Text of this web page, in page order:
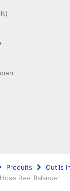
Produits
Outils
Reel Balancer